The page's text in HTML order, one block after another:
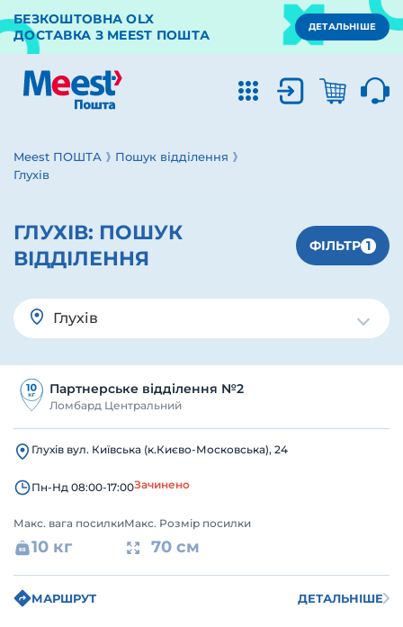
БЕЗКОШТОВНА OLX
ДОСТАВКА З MEEST ПОШТА
ДЕТАЛЬНІШЕ
Meest ПОШТА
Пошук відділення
Глухів
ГЛУХІВ: ПОШУК
ВІДДІЛЕННЯ
ФІЛЬТР 1
Глухів
Партнерське відділення №2
Ломбард Центральний
Глухів вул. Київська (к.Києво-Московська), 24
Пн-Нд 08:00-17:00Зачинено
Макс. вага посилки
10 кг
Макс. Розмір посилки
70 см
МАРШРУТ ДЕТАЛЬНІШЕ